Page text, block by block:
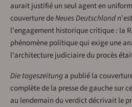
aurait justifié un seul agent en
couverture deNeues Deutschland
l'engagement historique critique : la
phénomène politique qui exige une
l'architecture judiciaire du procès
Die tageszeitunga publié la
complète de la presse de gauche sur
au lendemain du verdict décrivait le